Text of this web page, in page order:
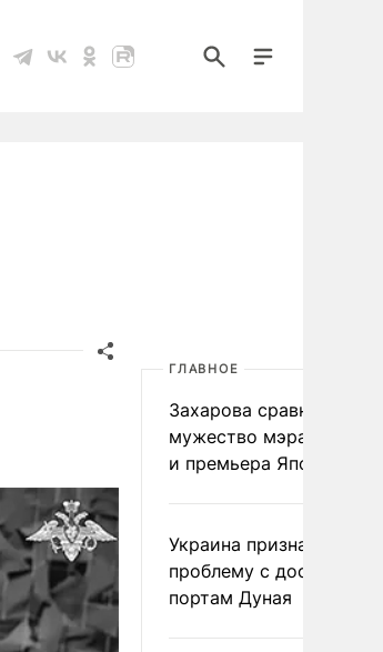
ГЛАВНОЕ
Захарова сравнила
мужество мэра
и премьера Японии
Украина признала
проблему с доступом к
портам Дуная